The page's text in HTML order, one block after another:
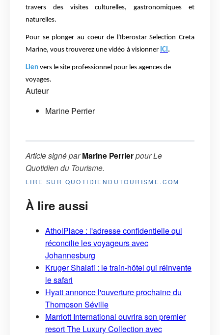
travers des visites culturelles, gastronomiques et
naturelles.
Pour se plonger au coeur de l'Iberostar Selection Creta
Marine, vous trouverez une vidéo à visionner ICI.
Lien vers le site professionnel pour les agences de
voyages.
Auteur
Marine Perrier
Article signé parMarine PerrierpourLe
Quotidien du Tourisme.
LIRE SUR QUOTIDIENDUTOURISME.COM
À lire aussi
AtholPlace : l'adresse confidentielle qui
réconcilie les voyageurs avec
Johannesburg
Kruger Shalati : le train-hôtel qui réinvente
le safari
Hyatt annonce l'ouverture prochaine du
Thompson Séville
Marriott International ouvrira son premier
resort The Luxury Collection avec